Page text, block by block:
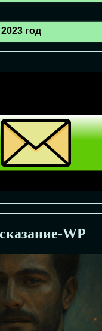
год
WP